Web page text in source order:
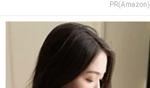
PR(Amazon)